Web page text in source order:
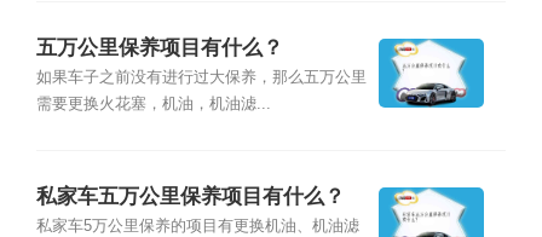
五万公里保养项目有什么？
如果车子之前没有进行过大保养，那么五万公里
需要更换火花塞，机油，机油滤...
私家车五万公里保养项目有什么？
私家车5万公里保养的项目有更换机油、机油滤